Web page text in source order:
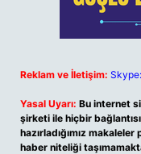
Reklam ve İletişim:
Yasal Uyarı: Bu internet
şirketi ile hiçbir
hazırladığımız
haber niteliği